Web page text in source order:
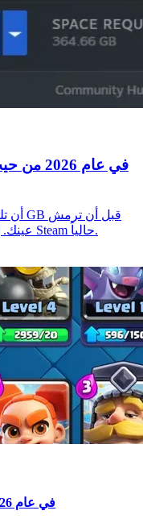
عينك. إليك ترتيب حجم ملفات أكبر الألعاب على Steam حالياً.
الدليل الكامل لبطاقات Clash Royale في عام 2026